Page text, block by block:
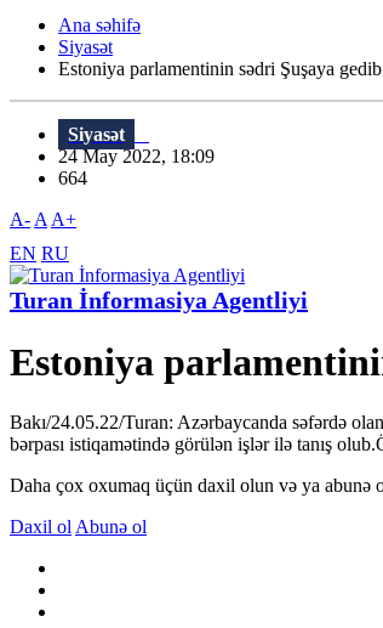
Ana səhifə
Siyasət
Estoniya parlamentinin sədri Şuşaya gedib
Siyasət
24 May 2022, 18:09
664
A- A A+
EN RU
Turan İnformasiya Agentliyi
Estoniya
Bakı/24.05.22/Turan: Azərbaycanda səfərdə
bərpası istiqamətində görülən işlər ilə tanış
Daha çox oxumaq üçün daxil olun və ya abunə
Daxil ol Abunə ol